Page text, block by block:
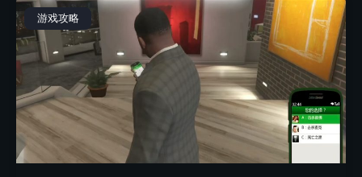
游戏攻略